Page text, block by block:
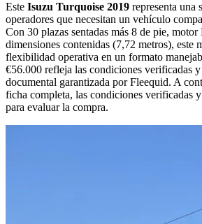
Este Isuzu Turquoise 2019 representa una
operadores que necesitan un vehículo
Con 30 plazas sentadas más 8 de pie,
dimensiones contenidas (7,72 metros), este
flexibilidad operativa en un formato
€56.000 refleja las condiciones verificadas
documental garantizada por Fleequid. A
ficha completa, las condiciones verificadas
para evaluar la compra.